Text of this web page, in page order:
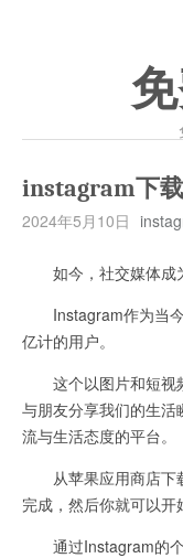
instagram下
2024年5月10日
如今，社交媒体成为
Instagram作为当今
亿计的用户。
这个以图片和短视
与朋友分享我们的生
流与生活态度的平台。
从苹果应用商店下
完成，然后你就可以开
通过Instagram的个